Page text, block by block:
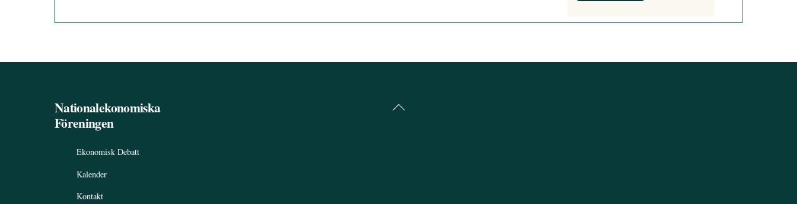
Back
Nationalekonomiska
Föreningen
Ekonomisk Debatt
Kalender
Kontakt